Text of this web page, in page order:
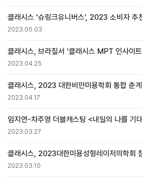
2023.05.03
2023.04.25
2023.04.17
2023.03.27
2023.03.10